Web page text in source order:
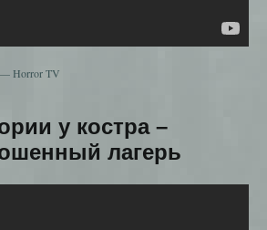
Horror TV
у костра –
лагерь